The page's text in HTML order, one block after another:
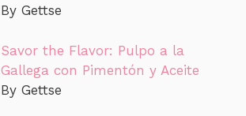
By Gettse
Savor the Flavor: Pulpo a la
Gallega con Pimentón y Aceite
By Gettse